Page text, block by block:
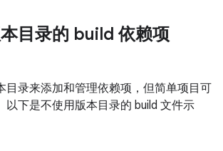
目录的 build 依赖项
目录来添加和管理依赖项，但简单项目可
以下是不使用版本目录的 build 文件示